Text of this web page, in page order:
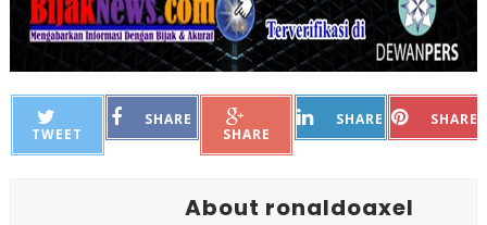
TWEET
SHARE
SHARE
SHARE SHARE
About ronaldoaxel